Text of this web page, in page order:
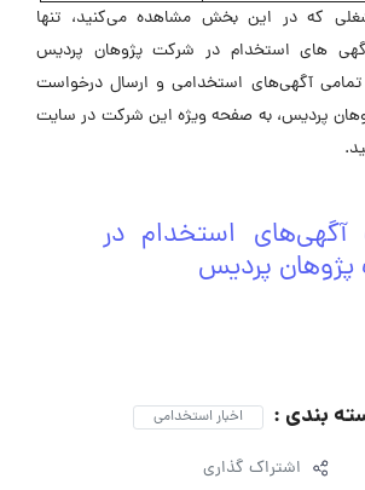
که در این بخش مشاهده می‌کنید، تنها
های استخدام در شرکت پژوهان پردیس
آگهی‌های استخدامی و ارسال درخواست
پردیس، به صفحه ویژه این شرکت در ‌سایت
استخدام در
پردیس
بندی : اخبار استخدامی
اشتراک گذاری